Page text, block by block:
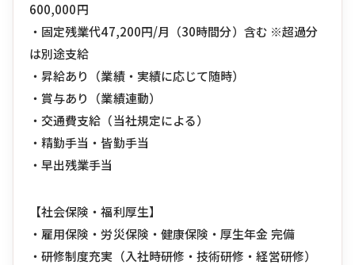
600,000円
・固定残業代47,200円/月（30時間分）含む ※超過分
は別途支給
・昇給あり（業績・実績に応じて随時）
・賞与あり（業績連動）
・交通費支給（当社規定による）
・精勤手当・皆勤手当
・早出残業手当
【社会保険・福利厚生】
・雇用保険・労災保険・健康保険・厚生年金 完備
・研修制度充実（入社時研修・技術研修・経営研修）